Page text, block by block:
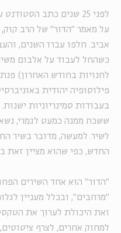
לפני 25 שנים כתב
על מאמר "הדור" של הרב קוק,
אביב. חלפו עברו השנים,
כשהחל לעבוד על אלבום
לחנויות בחודש האחרון)
פילוסופיה יהודית
בעבודות סמינריוניות
ששכח ממנה כמעט לגמרי,
לשיר. למעשה, מדובר בשיר
החדש, כפי שהוא מציין זאת
"הדור" הוא אחד השירים
"מרחבים", ובכלל מעניין
ואת היכולת לערוך את
למחוק אחרים, לצרף